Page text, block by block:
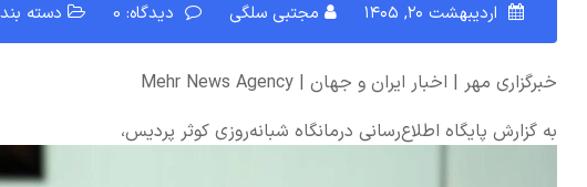
اردیبهشت ۲۰, ۱۴۰۵ مجتبی سلگی دیدگاه: 0 دسته
خبرگزاری مهر | اخبار ایران و جهان | Mehr News Agency
به گزارش پایگاه اطلاع‌رسانی درمانگاه شبانه‌روزی کوثر پردیس،